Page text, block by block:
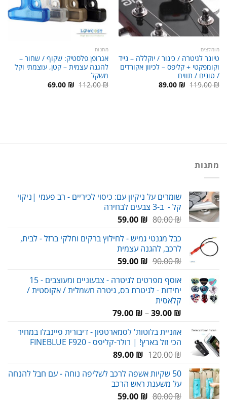
מומלצים
טיונר לגיטרה / כינור / יוקללה – נייד
וקומפקטי + קליפס – לכיוון אקורדים
/ טונים / תווים
119.00₪ המחיר89.00 ₪ המחיר
מתנות
אגרופן פלסטיק: שקוף / שחור –
להגנה עצמית – קטן, עוצמתי וקל
משקל
112.00₪ המחיר69.00 ₪ המחיר
מתנות
שומרים על ניקיון עם: כיסוי לכיריים - רב פעמי |ניקוי
קל - ב-3 צבעים לבחירה
80.00₪
המחיר
היה:
80.00 ₪.
59.00 ₪
המחיר
הוא:
59.00 ₪.
כבל מגנטי גמיש - לחילוץ ברקים וחלקי ברזל - לבית,
לרכב, להגנה עצמית
90.00₪
המחיר
היה:
90.00 ₪.
59.00 ₪
המחיר
הוא:
59.00 ₪.
אוסף מפרטים לגיטרה - צבעוניים ומעוצבים - 15
יחידות - לגיטרת בס, גיטרה חשמלית / אקוסטית /
קלאסית
39.00 ₪
–
79.00 ₪
טווח
עד
אוזניית בלוטות' לסמארטפון - דיבורית פיינבלו במחיר
הכי זול בארץ! | רולר-קליפס - FINEBLUE F920
120.00₪
המחיר
היה:
120.00 ₪.
89.00 ₪
המחיר
הוא:
89.00 ₪.
50 שקיות אשפה לרכב לשליפה נוחה - עם חבל להנחה
על משענת ראש הרכב
80.00₪
המחיר59.00 ₪
המחיר